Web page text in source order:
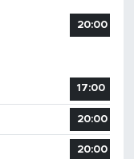
20:00
17:00
20:00
20:00